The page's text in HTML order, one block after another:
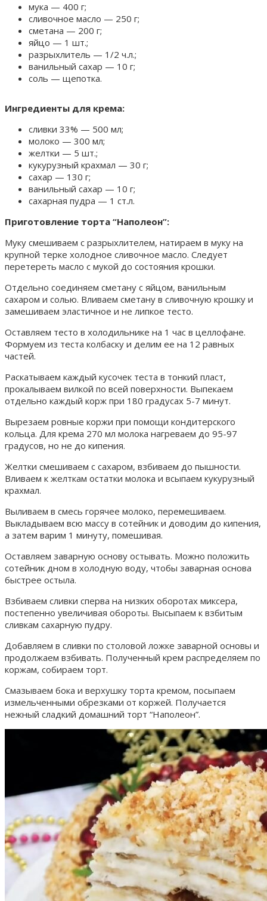
мука — 400 г;
сливочное масло — 250 г;
сметана — 200 г;
яйцо — 1 шт.;
разрыхлитель — 1/2 ч.л.;
ванильный сахар — 10 г;
соль — щепотка.
Ингредиенты для крема:
сливки 33% — 500 мл;
молоко — 300 мл;
желтки — 5 шт.;
кукурузный крахмал — 30 г;
сахар — 130 г;
ванильный сахар — 10 г;
сахарная пудра — 1 ст.л.
Приготовление торта “Наполеон”:
Муку смешиваем с разрыхлителем, натираем в муку на
крупной терке холодное сливочное масло. Следует
перетереть масло с мукой до состояния крошки.
Отдельно соединяем сметану с яйцом, ванильным
сахаром и солью. Вливаем сметану в сливочную крошку и
замешиваем эластичное и не липкое тесто.
Оставляем тесто в холодильнике на 1 час в целлофане.
Формуем из теста колбаску и делим ее на 12 равных
частей.
Раскатываем каждый кусочек теста в тонкий пласт,
прокалываем вилкой по всей поверхности. Выпекаем
отдельно каждый корж при 180 градусах 5-7 минут.
Вырезаем ровные коржи при помощи кондитерского
кольца. Для крема 270 мл молока нагреваем до 95-97
градусов, но не до кипения.
Желтки смешиваем с сахаром, взбиваем до пышности.
Вливаем к желткам остатки молока и всыпаем кукурузный
крахмал.
Выливаем в смесь горячее молоко, перемешиваем.
Выкладываем всю массу в сотейник и доводим до кипения,
а затем варим 1 минуту, помешивая.
Оставляем заварную основу остывать. Можно положить
сотейник дном в холодную воду, чтобы заварная основа
быстрее остыла.
Взбиваем сливки сперва на низких оборотах миксера,
постепенно увеличивая обороты. Высыпаем к взбитым
сливкам сахарную пудру.
Добавляем в сливки по столовой ложке заварной основы и
продолжаем взбивать. Полученный крем распределяем по
коржам, собираем торт.
Смазываем бока и верхушку торта кремом, посыпаем
измельченными обрезками от коржей. Получается
нежный сладкий домашний торт “Наполеон”.